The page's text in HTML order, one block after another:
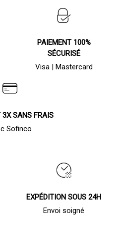
PAIEMENT 100%
SÉCURISÉ
Visa | Mastercard
3X SANS FRAIS
Sofinco
EXPÉDITION SOUS 24H
Envoi soigné